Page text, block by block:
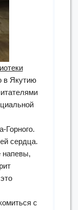
в Якутию
Горного.
сердца.
напевы,
с